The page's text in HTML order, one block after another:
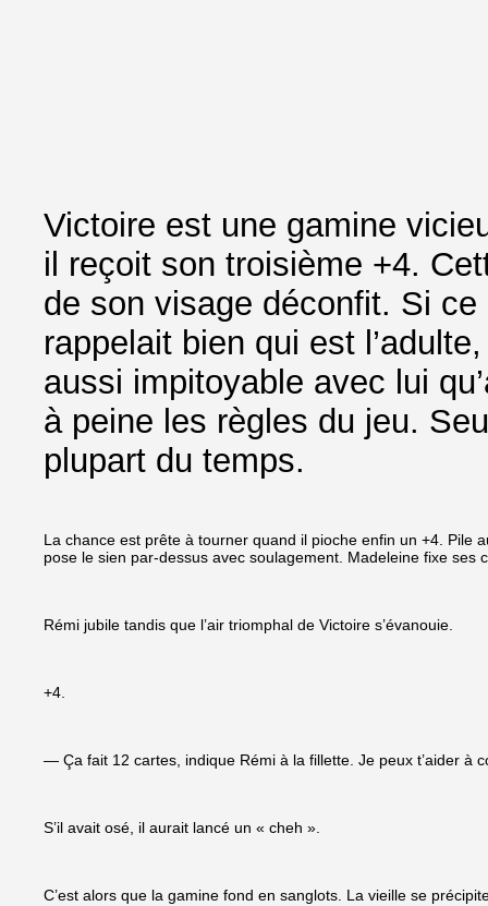
Victoire est une gamine
il reçoit son troisième +4.
de son visage déconfit. Si
rappelait bien qui est
aussi impitoyable avec lui
à peine les règles du jeu.
plupart du temps.
La chance est prête à tourner quand il pioche enfin un +4.
pose le sien par-dessus avec soulagement. Madeleine fixe ses
Rémi jubile tandis que l’air triomphal de Victoire s’évanouie.
+4.
— Ça fait 12 cartes, indique Rémi à la fillette. Je peux t’aider à
S’il avait osé, il aurait lancé un « cheh ».
C’est alors que la gamine fond en sanglots. La vieille se